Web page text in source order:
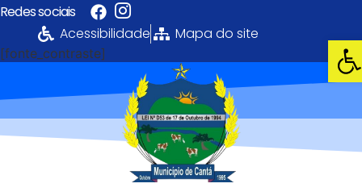
Redes sociais
Acessibilidade
Mapa do site
[fonte_contraste]